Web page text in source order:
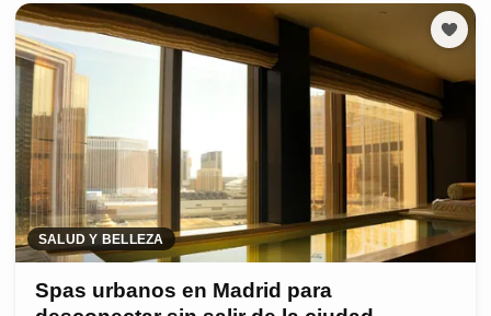
SALUD Y BELLEZA
Spas urbanos en Madrid para